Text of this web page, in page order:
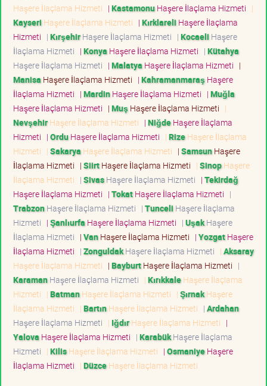
Haşere İlaçlama Hizmeti | KastamonuHaşere İlaçlama Hizmeti |
Kayseri Haşere İlaçlama Hizmeti | Kırklareli Haşere İlaçlama
Hizmeti | KırşehirHaşere İlaçlama Hizmeti | Kocaeli Haşere
İlaçlama Hizmeti | Konya Haşere İlaçlama Hizmeti | Kütahya
Haşere İlaçlama Hizmeti | Malatya Haşere İlaçlama Hizmeti |
Manisa Haşere İlaçlama Hizmeti | Kahramanmaraş Haşere
İlaçlama Hizmeti | MardinHaşere İlaçlama Hizmeti | Muğla
Haşere İlaçlama Hizmeti | Muş Haşere İlaçlama Hizmeti |
NevşehirHaşere İlaçlama Hizmeti | NiğdeHaşere İlaçlama
Hizmeti | OrduHaşere İlaçlama Hizmeti | RizeHaşere İlaçlama
Hizmeti | Sakarya Haşere İlaçlama Hizmeti | SamsunHaşere
İlaçlama Hizmeti | SiirtHaşere İlaçlama Hizmeti | SinopHaşere
İlaçlama Hizmeti | SivasHaşere İlaçlama Hizmeti | Tekirdağ
Haşere İlaçlama Hizmeti | TokatHaşere İlaçlama Hizmeti |
TrabzonHaşere İlaçlama Hizmeti | Tunceli Haşere İlaçlama
Hizmeti | Şanlıurfa Haşere İlaçlama Hizmeti | UşakHaşere
İlaçlama Hizmeti | VanHaşere İlaçlama Hizmeti | YozgatHaşere
İlaçlama Hizmeti | ZonguldakHaşere İlaçlama Hizmeti | Aksaray
Haşere İlaçlama Hizmeti | BayburtHaşere İlaçlama Hizmeti |
KaramanHaşere İlaçlama Hizmeti | KırıkkaleHaşere İlaçlama
Hizmeti | BatmanHaşere İlaçlama Hizmeti | ŞırnakHaşere
İlaçlama Hizmeti | BartınHaşere İlaçlama Hizmeti | Ardahan
Haşere İlaçlama Hizmeti | IğdırHaşere İlaçlama Hizmeti |
Yalova Haşere İlaçlama Hizmeti | KarabükHaşere İlaçlama
Hizmeti | KilisHaşere İlaçlama Hizmeti | OsmaniyeHaşere
İlaçlama Hizmeti | DüzceHaşere İlaçlama Hizmeti